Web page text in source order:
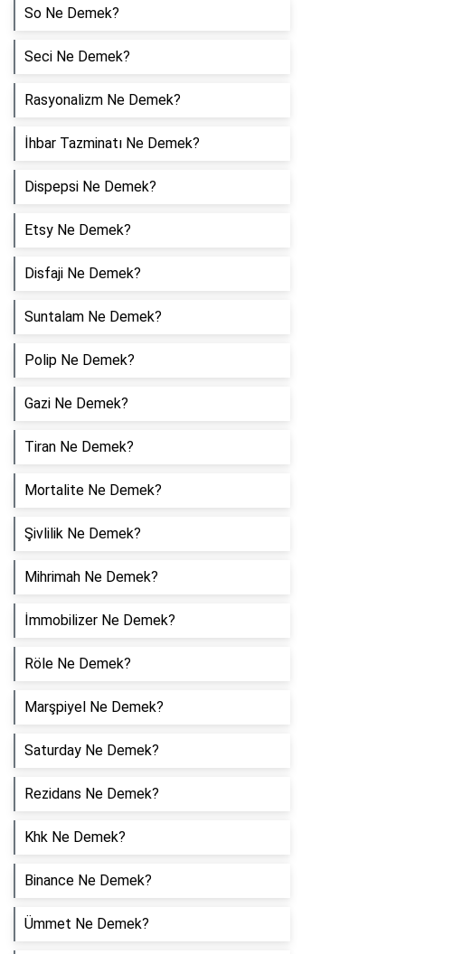
So Ne Demek?
Seci Ne Demek?
Rasyonalizm Ne Demek?
İhbar Tazminatı Ne Demek?
Dispepsi Ne Demek?
Etsy Ne Demek?
Disfaji Ne Demek?
Suntalam Ne Demek?
Polip Ne Demek?
Gazi Ne Demek?
Tiran Ne Demek?
Mortalite Ne Demek?
Şivlilik Ne Demek?
Mihrimah Ne Demek?
İmmobilizer Ne Demek?
Röle Ne Demek?
Marşpiyel Ne Demek?
Saturday Ne Demek?
Rezidans Ne Demek?
Khk Ne Demek?
Binance Ne Demek?
Ümmet Ne Demek?